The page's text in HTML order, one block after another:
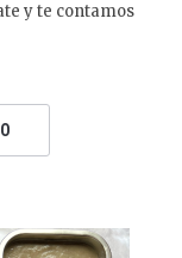
y te contamos